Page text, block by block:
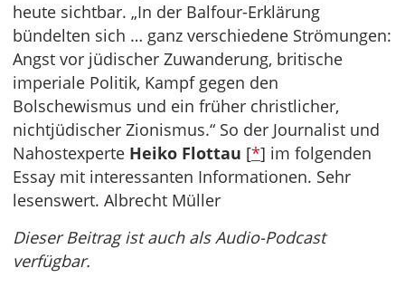
heute sichtbar. „In der Balfour-Erklärung
bündelten sich … ganz verschiedene Strömungen:
Angst vor jüdischer Zuwanderung, britische
imperiale Politik, Kampf gegen den
Bolschewismus und ein früher christlicher,
nichtjüdischer Zionismus.“ So der Journalist und
Nahostexperte Heiko Flottau [*] im folgenden
Essay mit interessanten Informationen. Sehr
lesenswert. Albrecht Müller
Dieser Beitrag ist auch als Audio-Podcast
verfügbar.